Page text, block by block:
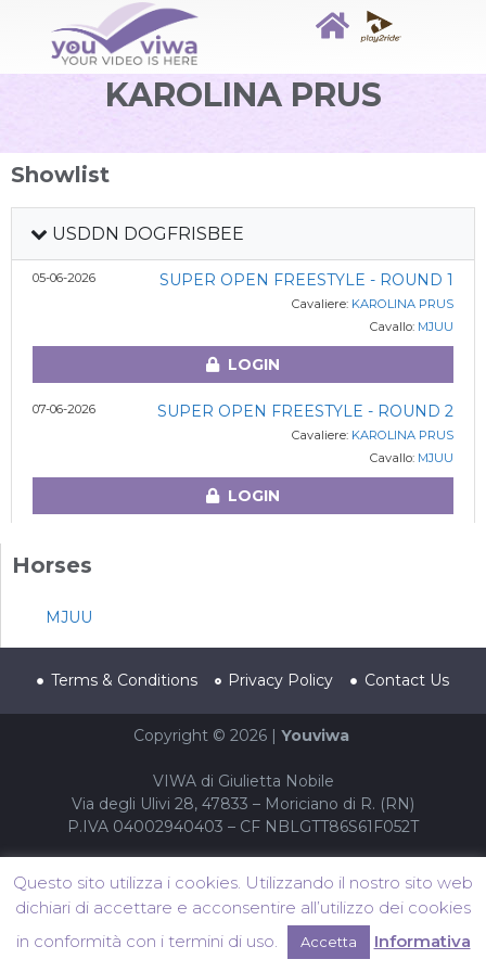
KAROLINA PRUS
Showlist
USDDN DOGFRISBEE
05-06-2026 SUPER OPEN FREESTYLE - ROUND 1
Cavaliere: KAROLINA PRUS
Cavallo: MJUU
LOGIN
07-06-2026 SUPER OPEN FREESTYLE - ROUND 2
Cavaliere: KAROLINA PRUS
Cavallo: MJUU
LOGIN
Horses
MJUU
Terms & Conditions Privacy Policy Contact Us
Copyright © 2026 | Youviwa
VIWA di Giulietta Nobile
Via degli Ulivi 28, 47833 – Moriciano di R. (RN)
P.IVA 04002940403 – CF NBLGTT86S61F052T
Questo sito utilizza i cookies. Utilizzando il nostro sito web
dichiari di accettare e acconsentire all’utilizzo dei cookies
in conformità con i termini di uso.
Accetta Informativa